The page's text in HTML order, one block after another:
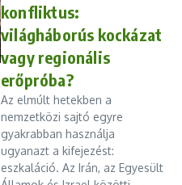
konfliktus:
világháborús kockázat
vagy regionális
erőpróba?
Az elmúlt hetekben a
nemzetközi sajtó egyre
gyakrabban használja
ugyanazt a kifejezést:
eszkaláció. Az Irán, az Egyesült